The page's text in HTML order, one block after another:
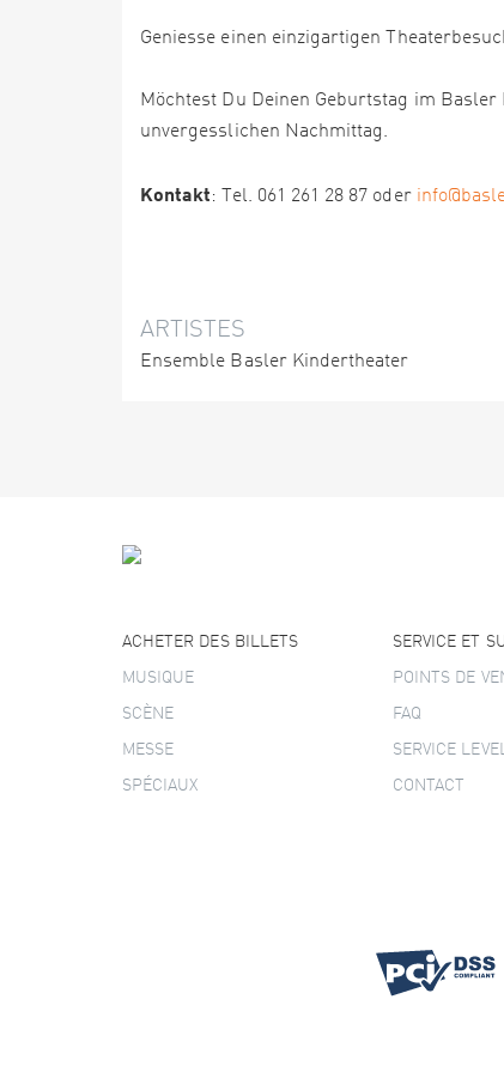
Geniesse einen einzigartigen
Möchtest Du Deinen Geburtstag im
unvergesslichen Nachmittag.
Kontakt: Tel. 061 261 28 87 oder
ARTISTES
Ensemble Basler Kindertheater
ACHETER DES BILLETS
MUSIQUE
SCÈNE
MESSE
SPÉCIAUX
SERVICE ET
POINTS DE
FAQ
SERVICE
CONTACT